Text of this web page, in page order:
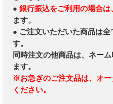
● 銀行振込をご利用の場合
ます。
● ご注文いただいた商品は
す。
同時注文の他商品は、ネー
ます。
※お急ぎのご注文品は、オ
ください。